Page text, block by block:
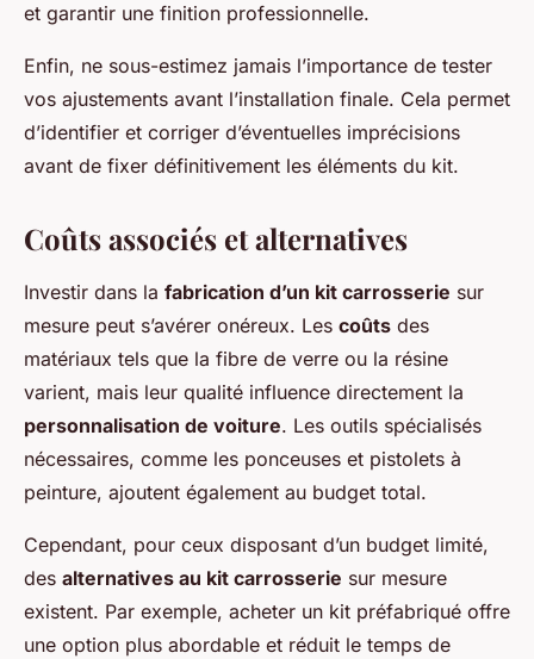
et garantir une finition professionnelle.
Enfin, ne sous-estimez jamais l’importance de tester
vos ajustements avant l’installation finale. Cela permet
d’identifier et corriger d’éventuelles imprécisions
avant de fixer définitivement les éléments du kit.
Coûts associés et alternatives
Investir dans la fabrication d’un kit carrosserie sur
mesure peut s’avérer onéreux. Les coûts des
matériaux tels que la fibre de verre ou la résine
varient, mais leur qualité influence directement la
personnalisation de voiture. Les outils spécialisés
nécessaires, comme les ponceuses et pistolets à
peinture, ajoutent également au budget total.
Cependant, pour ceux disposant d’un budget limité,
des alternatives au kit carrosserie sur mesure
existent. Par exemple, acheter un kit préfabriqué offre
une option plus abordable et réduit le temps de